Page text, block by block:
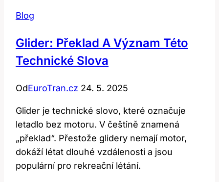
Blog
Glider: Překlad A Význam Této
Technické Slova
OdEuroTran.cz 24. 5. 2025
Glider je technické slovo, které označuje
letadlo bez motoru. V češtině znamená
„překlad“. Přestože glidery nemají motor,
dokáží létat dlouhé vzdálenosti a jsou
populární pro rekreační létání.